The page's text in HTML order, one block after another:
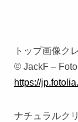
トップ画像ク
© JackF –
https://
ナチュラルク